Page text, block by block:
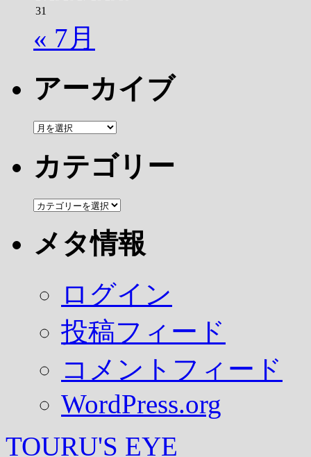
31
« 7月
アーカイブ
ア
イ
カテゴリー
カ
リ
メタ情報
ログイン
投稿フィード
コメントフィード
WordPress.org
TOURU'S EYE